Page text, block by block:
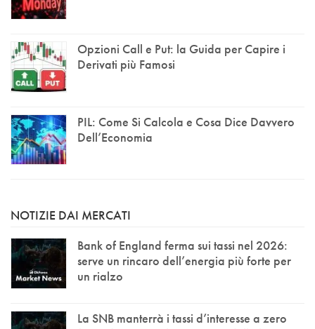
Opzioni Call e Put: la Guida per Capire i
Derivati più Famosi
PIL: Come Si Calcola e Cosa Dice Davvero
Dell’Economia
NOTIZIE DAI MERCATI
Bank of England ferma sui tassi nel 2026:
serve un rincaro dell’energia più forte per
un rialzo
La SNB manterrà i tassi d’interesse a zero